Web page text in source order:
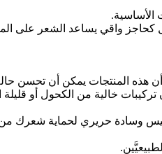
الأساسية.
واقي يساعد الشعر على
المنتجات يمكن أن تحسن
خالية من الكحول أو
وسادة حريري لحماية شعرك من